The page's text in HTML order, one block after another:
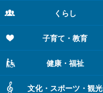
くらし
子育て・教育
健康・福祉
文化・スポーツ・観光